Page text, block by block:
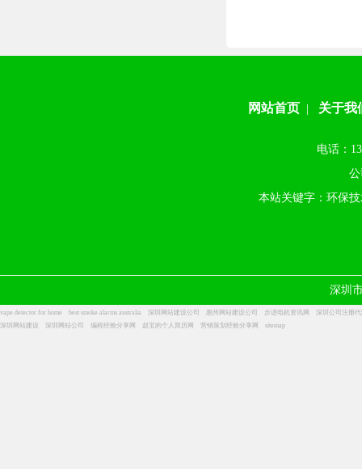
网站首页 关于我
电话：
本站关键字：环保
深圳
vape detector for home best smoke alarms australia 深圳网站建设公司 惠州网站建设公司 步进电机资讯网
深圳公司注册
深圳网站建设
深圳网站公司 编程经验分享网 赵宝的个人简历网 营销策划经验分享网 sitemap